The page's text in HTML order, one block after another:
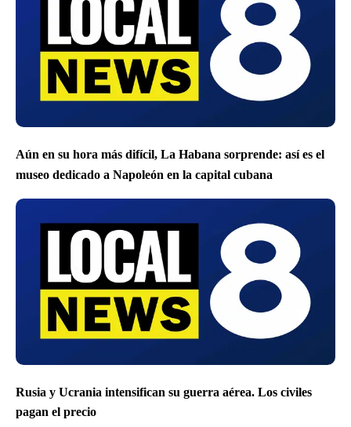
Aún en su hora más difícil, La Habana sorprende: así es el
museo dedicado a Napoleón en la capital cubana
Rusia y Ucrania intensifican su guerra aérea. Los civiles
pagan el precio